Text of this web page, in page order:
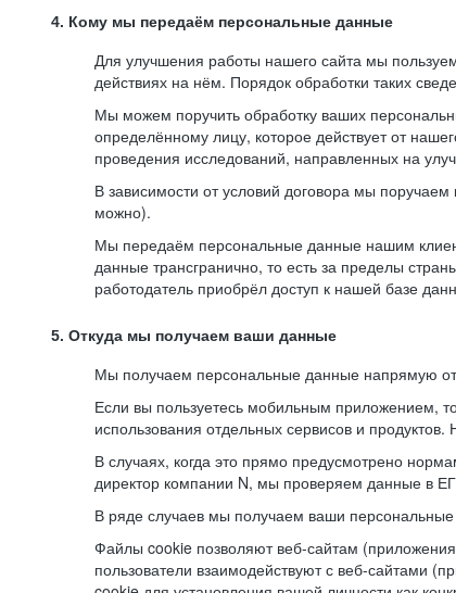
4. Кому мы передаём персональные данные
Для улучшения работы нашего сайта мы
действиях на нём. Порядок обработки таких
Мы можем поручить обработку ваших
определённому лицу, которое действует от
проведения исследований, направленных на
В зависимости от условий договора мы
можно).
Мы передаём персональные данные нашим
данные трансгранично, то есть за пределы
работодатель приобрёл доступ к нашей базе
5. Откуда мы получаем ваши данные
Мы получаем персональные данные напрямую
Если вы пользуетесь мобильным приложением,
использования отдельных сервисов и
В случаях, когда это прямо предусмотрено
директор компании N, мы проверяем данные в
В ряде случаев мы получаем ваши
Файлы cookie позволяют веб-сайтам
пользователи взаимодействуют с веб-сайтами